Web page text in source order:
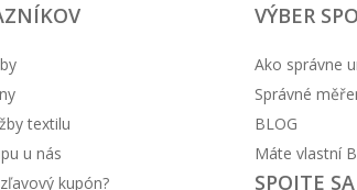
textilu
u nás
kupón?
VÝBER
Ako správne
Správné
BLOG
Máte vlastní
SPOJTE